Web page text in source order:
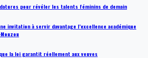
pour révéler les talents féminins de demain
invitation à servir davantage l’excellence académique
la loi garantit réellement aux veuves